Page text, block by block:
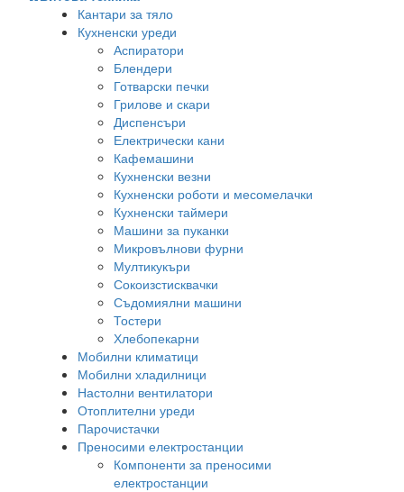
Кантари за тяло
Кухненски уреди
Аспиратори
Блендери
Готварски печки
Грилове и скари
Диспенсъри
Електрически кани
Кафемашини
Кухненски везни
Кухненски роботи и месомелачки
Кухненски таймери
Машини за пуканки
Микровълнови фурни
Мултикукъри
Сокоизстисквачки
Съдомиялни машини
Тостери
Хлебопекарни
Мобилни климатици
Мобилни хладилници
Настолни вентилатори
Отоплителни уреди
Парочистачки
Преносими електростанции
Компоненти за преносими
електростанции